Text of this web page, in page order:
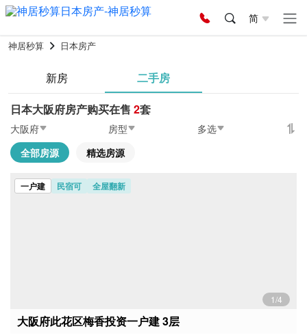
简
神居秒算 日本房产
新房
二手房
日本大阪府房产购买在售 2套
大阪府 房型
多选
全部房源
精选房源
一户建 民宿可 全屋翻新
1/4
大阪府此花区梅香投资一户建 3层